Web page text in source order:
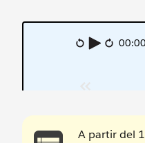
A partir del